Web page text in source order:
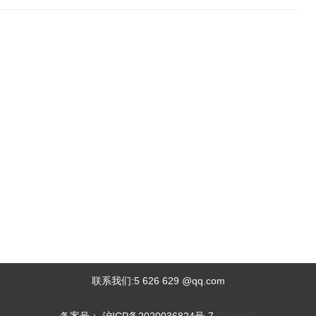
联系我们:5 626 629 @qq.com